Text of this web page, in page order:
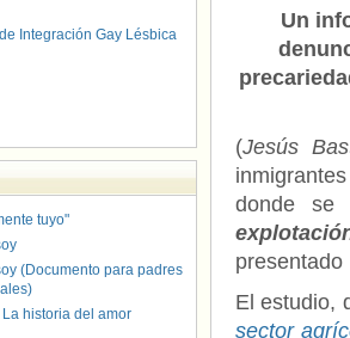
Un
(Jesús
donde se
El estudio,
sector
Integración Gay Lésbica
tuyo"
(Documento para padres
historia del amor